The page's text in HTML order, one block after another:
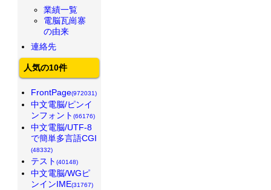
業績一覧
電脳瓦崗寨
の由来
連絡先
人気の10件
FrontPage(972031)
中文電脳/ピンイ
ンフォント (66176)
中文電脳/UTF-8
で簡単多言語CGI
(48332)
テスト (40148)
中文電脳/WGピ
ンインIME(31767)